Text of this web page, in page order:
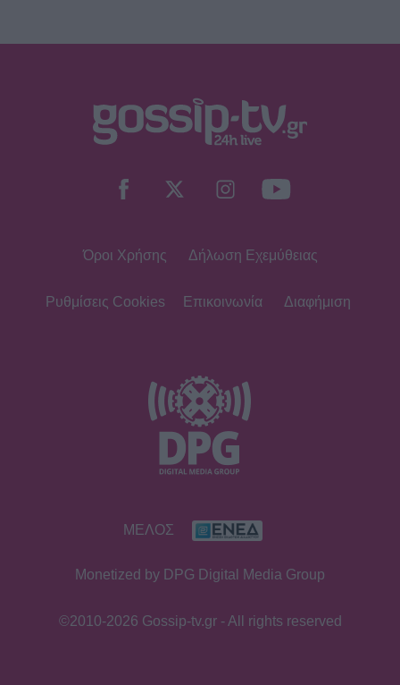
Όροι Χρήσης Δήλωση Εχεμύθειας
Ρυθμίσεις Cookies Επικοινωνία Διαφήμιση
ΜΕΛΟΣ
Monetized by DPG Digital Media Group
©2010-2026 Gossip-tv.gr - All rights reserved